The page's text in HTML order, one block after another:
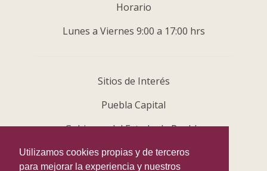
Utilizamos cookies propias y de terceros
para mejorar la experiencia y nuestros
Horario
Lunes a Viernes 9:00 a 17:00 hrs
Sitios de Interés
Puebla Capital
Gobierno del Estado de Puebla
Centro Histórico